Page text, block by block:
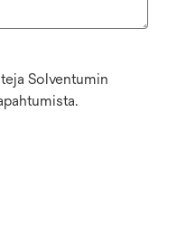
Solventumin